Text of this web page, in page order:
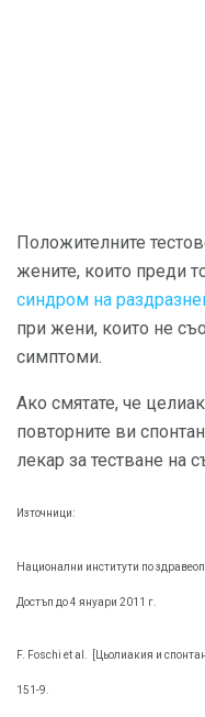
Положителните
жените, които преди
синдром на
при жени, които не
симптоми.
Ако смятате, че
повторните ви
лекар за тестване на
Източници:
Национални институти по
Достъп до 4 януари 2011 г.
F. Foschi et al. [Цьолиакия и
151-9.